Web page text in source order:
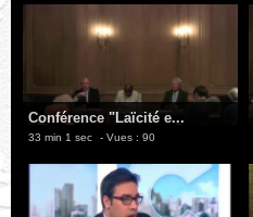
Conférence "Laïcité e...
33 min 1 sec - Vues : 90